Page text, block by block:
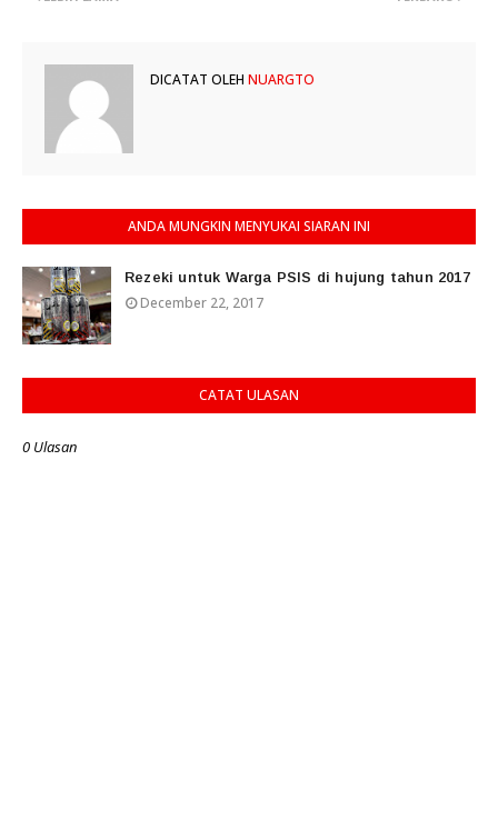
DICATAT OLEH NUARGTO
ANDA MUNGKIN MENYUKAI SIARAN INI
Rezeki untuk Warga PSIS di hujung tahun 2017
December 22, 2017
CATAT ULASAN
0 Ulasan